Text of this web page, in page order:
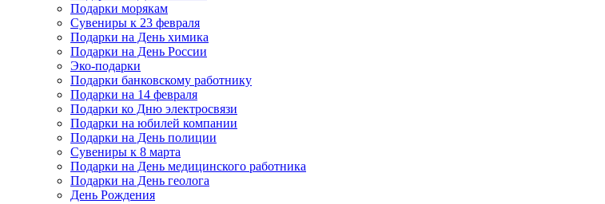
Подарки морякам
Сувениры к 23 февраля
Подарки на День химика
Подарки на День России
Эко-подарки
Подарки банковскому работнику
Подарки на 14 февраля
Подарки ко Дню электросвязи
Подарки на юбилей компании
Подарки на День полиции
Сувениры к 8 марта
Подарки на День медицинского работника
Подарки на День геолога
День Рождения